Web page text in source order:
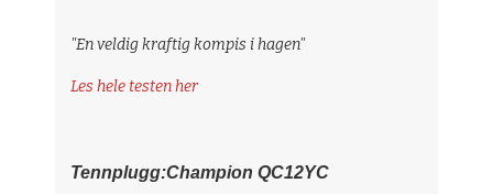
"En veldig kraftig kompis i hagen"
Les hele testen her
Tennplugg:Champion QC12YC